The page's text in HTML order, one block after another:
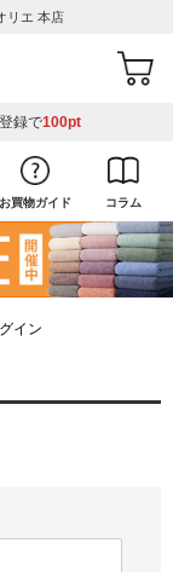
リエ 本店
録で100pt
お買物ガイド コラム
イン